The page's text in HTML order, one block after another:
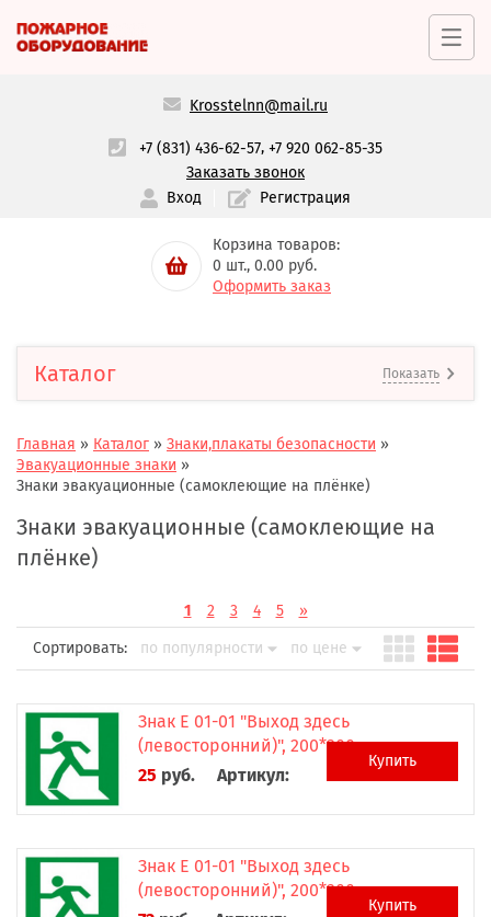
Krosstelnn@mail.ru
+7 (831) 436-62-57,+7 920 062-85-35
Заказать звонок
Вход
Регистрация
Корзина товаров:
0 шт., 0.00 руб.
Оформить заказ
Каталог Показать
Главная » Каталог » Знаки,плакаты безопасности »
Эвакуационные знаки »
Знаки эвакуационные (самоклеющие на плёнке)
Знаки эвакуационные (самоклеющие на
плёнке)
1 2 3 4 5 »
Сортировать: по популярности по цене
Знак Е 01-01 "Выход здесь
(левосторонний)", 200*200 мм
25 руб. Артикул:
Купить
Знак Е 01-01 "Выход здесь
(левосторонний)", 200*200 мм
Купить